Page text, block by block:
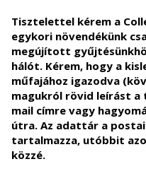
Tisztelettel kérem a
egykori növendékünk
megújított
hálót. Kérem, hogy a
műfajához igazodva
magukról rövid leírást a
mail címre vagy
útra. Az adattár a
tartalmazza, utóbbit
közzé.